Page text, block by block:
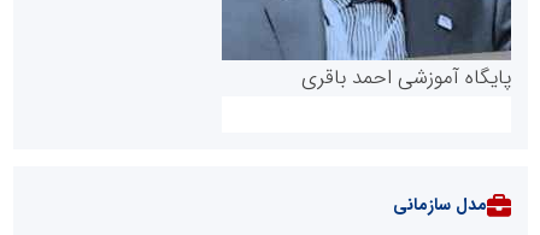
پایگاه آموزشی احمد باقری
مدل سازمانی